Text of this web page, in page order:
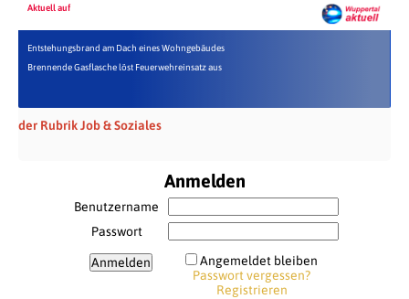
Aktuell auf
Entstehungsbrand am Dach eines Wohngebäudes
Brennende Gasflasche löst Feuerwehreinsatz aus
der Rubrik Job & Soziales
Anmelden
Benutzername
Passwort
Angemeldet bleiben
Passwort vergessen?
Registrieren